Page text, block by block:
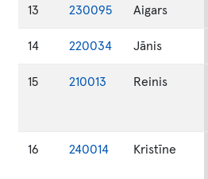
13 230095 Aigars
14 220034 Jānis
15 210013 Reinis
16 240014 Kristīne